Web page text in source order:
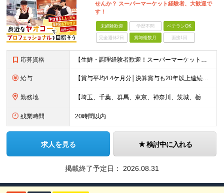
せんか？ スーパーマーケット経験者、大歓迎で
す！
未経験歓迎 学歴不問 ベテランOK
完全週休2日 賞与複数月 面接1回
応募資格 【生鮮・調理経験者歓迎！スーパーマーケット経験者は特に歓迎します◎】 ◆高卒以上 ◆いずれかのご経験をお持ちの方 ・スーパーの生鮮売場（鮮魚・精肉・青果）での勤務経験がある方 ・鮮魚専門店や精肉専門店
給与 【賞与平均4.4ケ月分│決算賞与も20年以上連続で支給中！】 ◆月給：258,400円～418,000円＋残業代＋各種手当 ※給与は前職での経験、スキルを考慮し、決定します ※残業代は全額支給します
勤務地 【埼玉、千葉、群馬、東京、神奈川、茨城、栃木の各店舗で積極採用中！U・Iターン歓迎】 【群馬県】 安中/伊勢崎/太田/桐生/高崎/館林/富岡/ 中之条/藤岡/前橋 【茨城県】 古河/取手/竜ヶ崎
残業時間 20時間以内
求人を見る 検討中に入れる
掲載終了予定日： 2026.08.31